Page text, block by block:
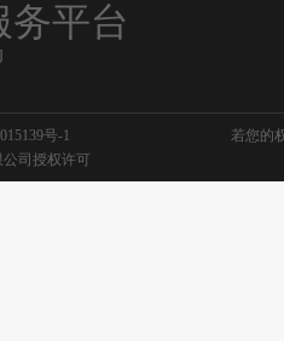
务平台
号-1
若您的
公司授权许可